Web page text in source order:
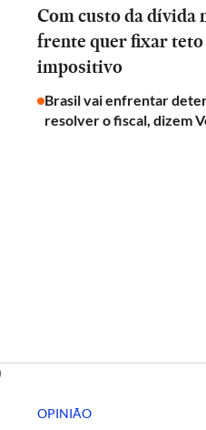
Com custo da dívida
frente quer fixar teto
impositivo
Brasil vai enfrentar
resolver o fiscal, dizem
OPINIÃO